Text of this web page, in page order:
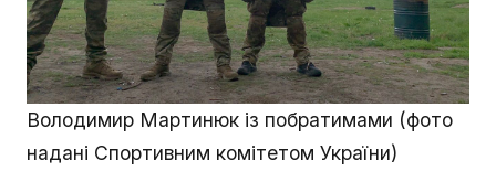
Володимир Мартинюк із побратимами (фото
надані Спортивним комітетом України)